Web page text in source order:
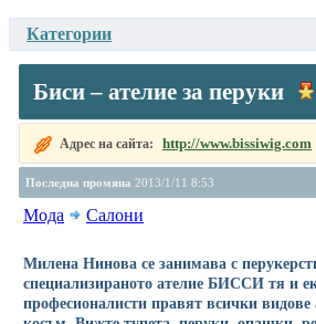
Категории
Биси – ателие за перуки
Адрес на сайта: http://www.bissiwig.com
Последна промяна 2013/1/11 8:53
Мода Салони
Милена Нинова се занимава с
специализираното ателие БИССИ тя и
професионалисти правят всички видове